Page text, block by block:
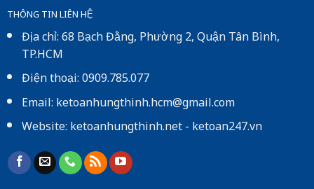
THÔNG TIN LIÊN HỆ
Địa chỉ: 68 Bạch Đằng, Phường 2, Quận Tân Bình,
TP.HCM
Điện thoại: 0909.785.077
Email: ketoanhungthinh.hcm@gmail.com
Website:ketoanhungthinh.net-ketoan247.vn